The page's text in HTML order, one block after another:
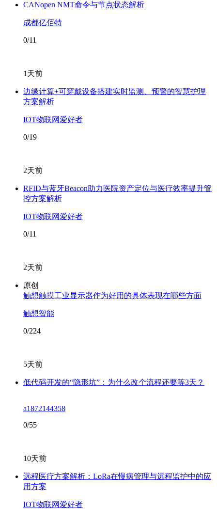
CANopen NMT命令与节点状态解析
成都亿佰特
0/11
1天前
边缘计算+可穿戴设备搭建实时监测、预警的智慧护理
方案解析
IOT物联网爱好者
0/19
2天前
RFID与蓝牙Beacon助力医院资产定位与医疗效率提升管
控方案解析
IOT物联网爱好者
0/11
2天前
原创
触想触摸工业显示器作为好用的具体表现在哪些方面
触想智能
0/224
5天前
低代码开发的“隐形坑”：为什么改个流程还要等3天？
a1872144358
0/55
10天前
远程医疗方案解析：LoRa在慢病管理与远程监护中的应
用方案
IOT物联网爱好者